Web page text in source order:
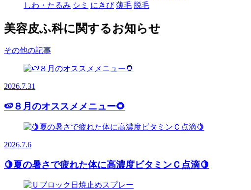
しわ・たるみ シミ にきび 薄毛 脱毛
美容皮ふ科に関するお知らせ
その他の記事
2026.7.31
🍉８月のオススメメニュー🌻
2026.7.6
🍋夏の暑さで疲れた体に高濃度ビタミンＣ点滴🍋